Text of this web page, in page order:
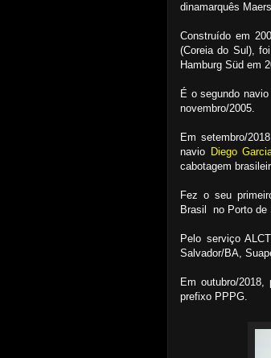
dinamarquês
Construído em
(Coreia do Sul),
Hamburg Süd em
É o segundo
novembro/2005.
Em setembro/
navio Diego
cabotagem
Fez o seu
Brasil no Porto de
Pelo serviço
Salvador/BA,
Em outubro/
prefixo PPPG.